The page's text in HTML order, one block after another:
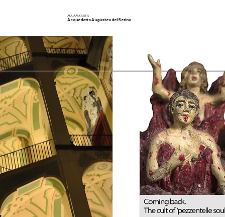
AQUAAUGUSTA
Acquedotto Augusteo del Serino